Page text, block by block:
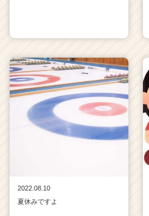
2022.08.10
夏休みですよ